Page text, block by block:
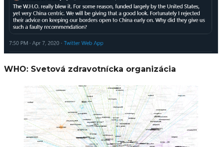
WHO: Svetová zdravotnícka organizácia